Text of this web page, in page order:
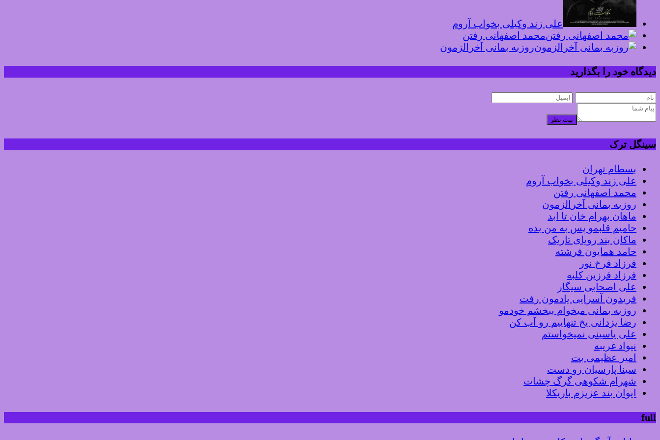
علی زند وکیلی بخواب آروم
محمد اصفهانی رفتن
روزبه بمانی آخرالزمون
دیدگاه خود را بگذارید
ثبت نظر
سینگل ترک
بسطام تهران
علی زند وکیلی بخواب آروم
محمد اصفهانی رفتن
روزبه بمانی آخرالزمون
ماهان بهرام خان تا ابد
حامیم قلبمو پس به من بده
ماکان بند رویای تاریک
حامد همایون فرشته
فرزاد فرخ نور
فرزاد فرزین کلبه
علی اصحابی سیگار
فریدون آسرایی یادمون رفت
روزبه بمانی میخوام ببخشم خودمو
رضا یزدانی یخ تنهاییم رو آب کن
علی یاسینی نمیخواستم
نیواد غریبه
امیر عظیمی بت
سینا پارسیان رو دست
شهرام شکوهی گرگ چشات
ایوان بند عزیزم باریکلا
full